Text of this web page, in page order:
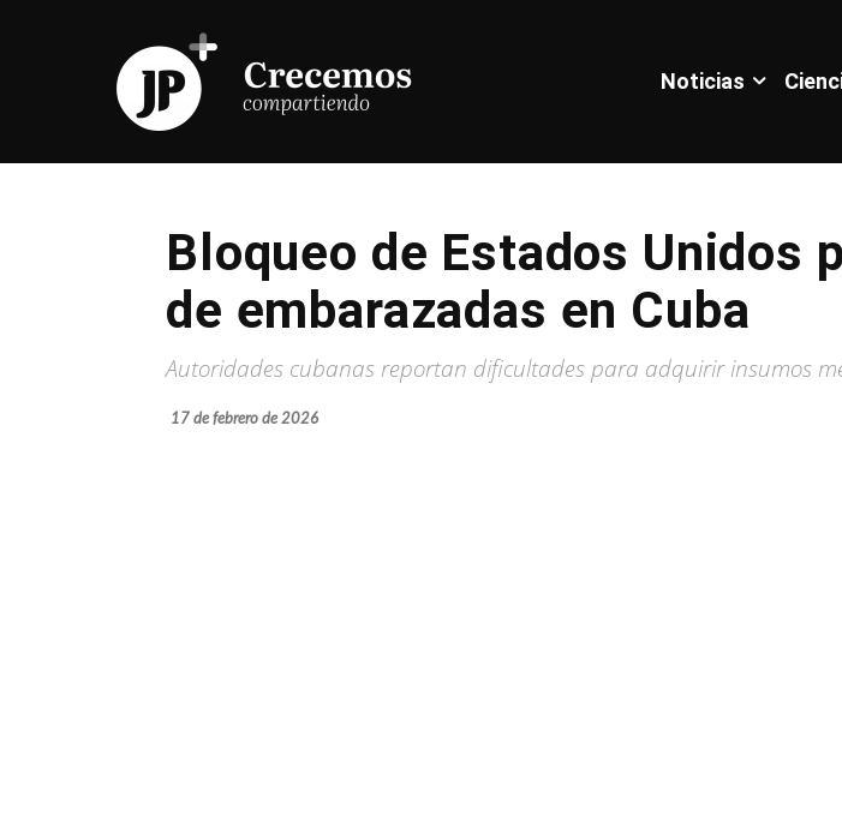
Noticias
Bloqueo de Estados Unidos
de embarazadas en Cuba
Autoridades cubanas reportan dificultades para adquirir insumos
17 de febrero de 2026